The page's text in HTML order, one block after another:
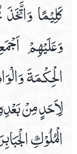
كَلِيْمًا
وَعَلَيْهِمْ
الْحِكْمَةَ
لِاَحَدٍ مِنْ
الْمُلُوْكِ